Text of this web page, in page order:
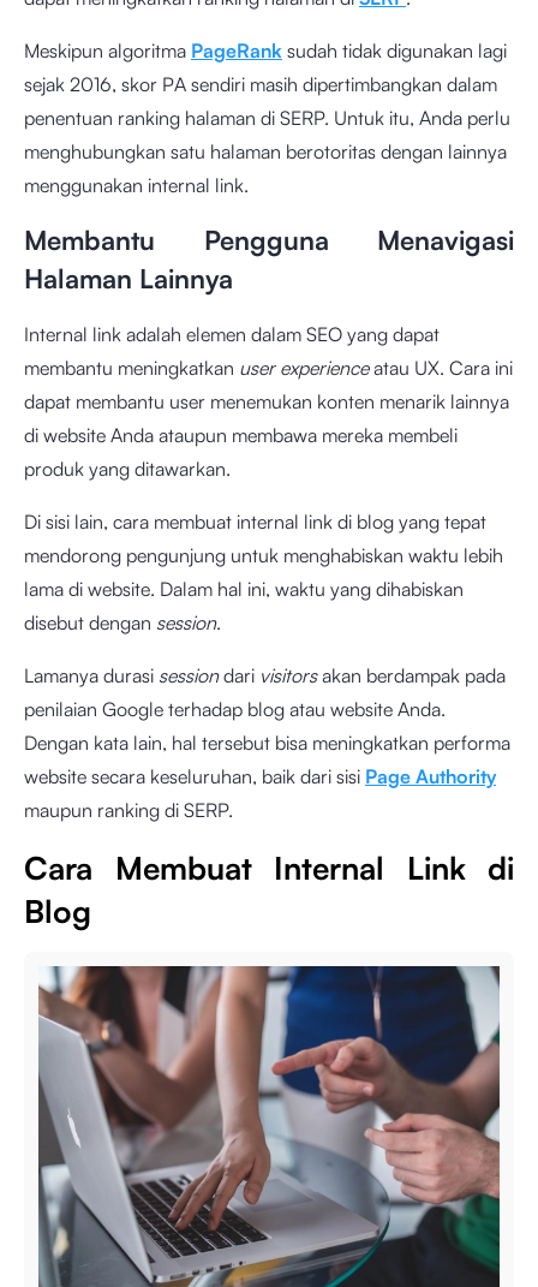
Meskipun algoritma PageRank sudah tidak digunakan lagi
sejak 2016, skor PA sendiri masih dipertimbangkan dalam
penentuan ranking halaman di SERP. Untuk itu, Anda perlu
menghubungkan satu halaman berotoritas dengan lainnya
menggunakan internal link.
Membantu Pengguna Menavigasi
Halaman Lainnya
Internal link adalah elemen dalam SEO yang dapat
membantu meningkatkan user experienceatau UX. Cara ini
dapat membantu user menemukan konten menarik lainnya
di website Anda ataupun membawa mereka membeli
produk yang ditawarkan.
Di sisi lain, cara membuat internal link di blog yang tepat
mendorong pengunjung untuk menghabiskan waktu lebih
lama di website. Dalam hal ini, waktu yang dihabiskan
disebut dengan session.
Lamanya durasi sessiondari visitorsakan berdampak pada
penilaian Google terhadap blog atau website Anda.
Dengan kata lain, hal tersebut bisa meningkatkan performa
website secara keseluruhan, baik dari sisi Page Authority
maupun ranking di SERP.
Cara Membuat Internal Link di
Blog